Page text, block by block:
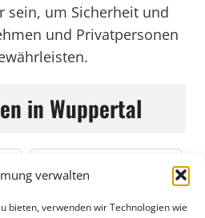
verwalten
bieten, verwenden wir Technologien wie
sein, um Sicherheit und
und Privatpersonen
in Wuppertal
Bereitschaftsdienst